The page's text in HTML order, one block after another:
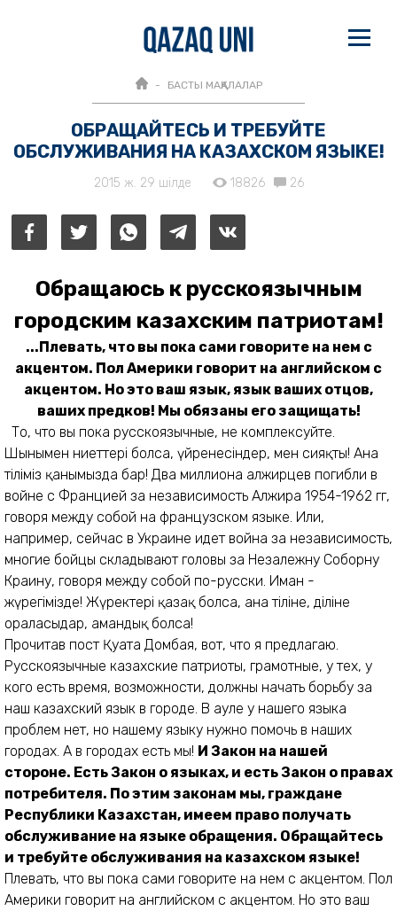
БАСТЫ МАҚАЛАЛАР
ОБРАЩАЙТЕСЬ И ТРЕБУЙТЕ
ОБСЛУЖИВАНИЯ НА КАЗАХСКОМ ЯЗЫКЕ!
2015 ж. 29 шілде 18826 26
Обращаюсь к русскоязычным
городским казахским патриотам!
...Плевать, что вы пока сами говорите на нем с
акцентом. Пол Америки говорит на английском с
акцентом. Но это ваш язык, язык ваших отцов,
ваших предков! Мы обязаны его защищать!
То, что вы пока русскоязычные, не комплексуйте.
Шынымен ниеттерің болса, үйренесіндер, мен сияқты! Ана
тіліміз қанымызда бар! Два миллиона алжирцев погибли в
войне с Францией за независимость Алжира 1954-1962 гг,
говоря между собой на французском языке. Или,
например, сейчас в Украине идет война за независимость,
многие бойцы складывают головы за Незалежну Соборну
Краину, говоря между собой по-русски. Иман -
жүрегімізде! Жүректерің қазақ болса, ана тіліне, діліне
ораласыңдар, амандық болса!
Прочитав пост Қуата Домбая, вот, что я предлагаю.
Русскоязычные казахские патриоты, грамотные, у тех, у
кого есть время, возможности, должны начать борьбу за
наш казахский язык в городе. В ауле у нашего языка
проблем нет, но нашему языку нужно помочь в наших
городах. А в городах есть мы! И Закон на нашей
стороне. Есть Закон о языках, и есть Закон о правах
потребителя. По этим законам мы, граждане
Республики Казахстан, имеем право получать
обслуживание на языке обращения. Обращайтесь
и требуйте обслуживания на казахском языке!
Плевать, что вы пока сами говорите на нем с акцентом. Пол
Америки говорит на английском с акцентом. Но это ваш